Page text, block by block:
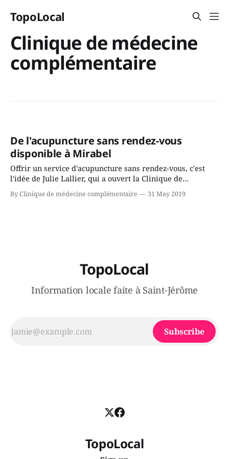
TopoLocal
Clinique de médecine
complémentaire
De l'acupuncture sans rendez-vous
disponible à Mirabel
Offrir un service d'acupuncture sans rendez-vous, c'est
l'idée de Julie Lallier, qui a ouvert la Clinique de
médecine complémentaire le 1er juin 2018. Un an plus
tard, ou presque, on fait le point avec elle. À sa
By Clinique de médecine complémentaire 31 May 2019
TopoLocal
Information locale faite à Saint-Jérôme
Subscribe
TopoLocal